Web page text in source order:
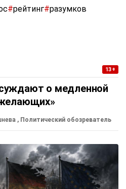
#рейтинг#разумков
13+
о медленной
, Политический обозреватель